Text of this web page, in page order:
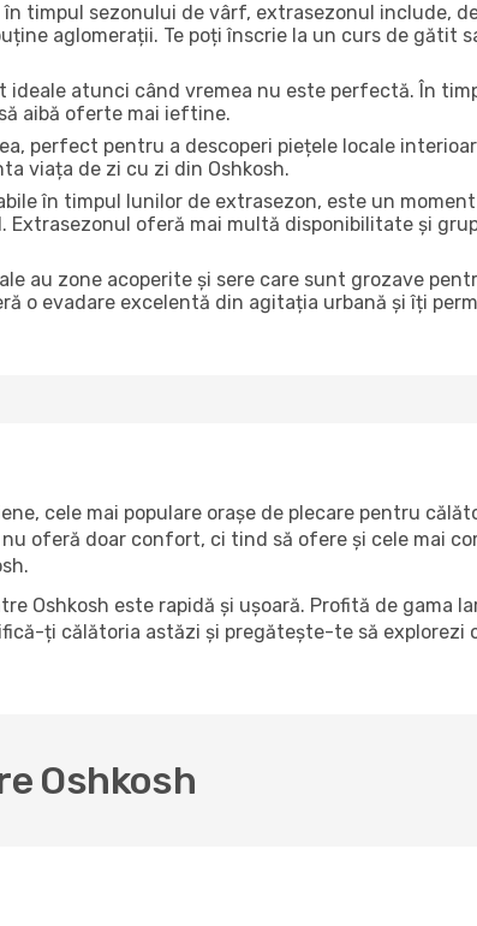
timpul sezonului de vârf, extrasezonul include,
aglomerații. Te poți înscrie la un curs de gătit
ideale atunci când vremea nu este perfectă. În
aibă oferte mai ieftine.
perfect pentru a descoperi piețele locale
viața de zi cu zi din Oshkosh.
în timpul lunilor de extrasezon, este un
oferă mai multă disponibilitate și
au zone acoperite și sere care sunt grozave
o evadare excelentă din agitația urbană și îți
cele mai populare orașe de plecare pentru
oferă doar confort, ci tind să ofere și cele mai
Oshkosh este rapidă și ușoară. Profită de gama
ți călătoria astăzi și pregătește-te să explorezi
Oshkosh